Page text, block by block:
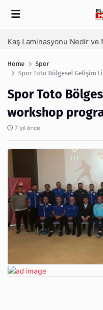
4 ay önce
Home
Spor
Spor Toto Bölgesel Gelişim
Spor Toto
workshop
7 yıl önce